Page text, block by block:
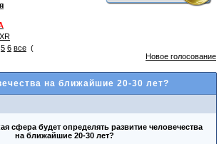
5 6 все (
Новое голосование
на ближайшие 20-30 лет?
сфера будет определять развитие человечества
на ближайшие 20-30 лет?